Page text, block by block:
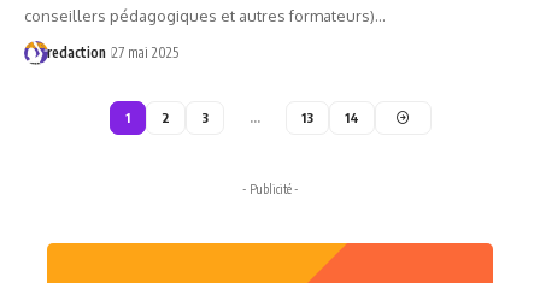
conseillers pédagogiques et autres formateurs)…
redaction 27 mai 2025
1 2 3 … 13 14
- Publicité -